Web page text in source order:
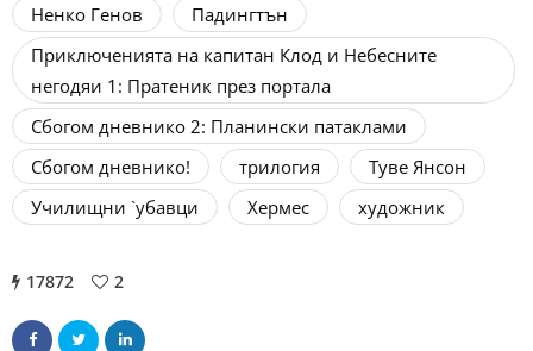
Ненко Генов
Падингтън
Приключенията на капитан Клод и Небесните
негодяи 1: Пратеник през портала
Сбогом дневнико 2: Планински патаклами
Сбогом дневнико!
трилогия
Туве Янсон
Училищни `убавци
Хермес художник
17872 2